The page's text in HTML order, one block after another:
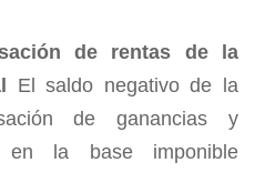
de rentas de la
El saldo negativo de la
de ganancias y
en la base imponible